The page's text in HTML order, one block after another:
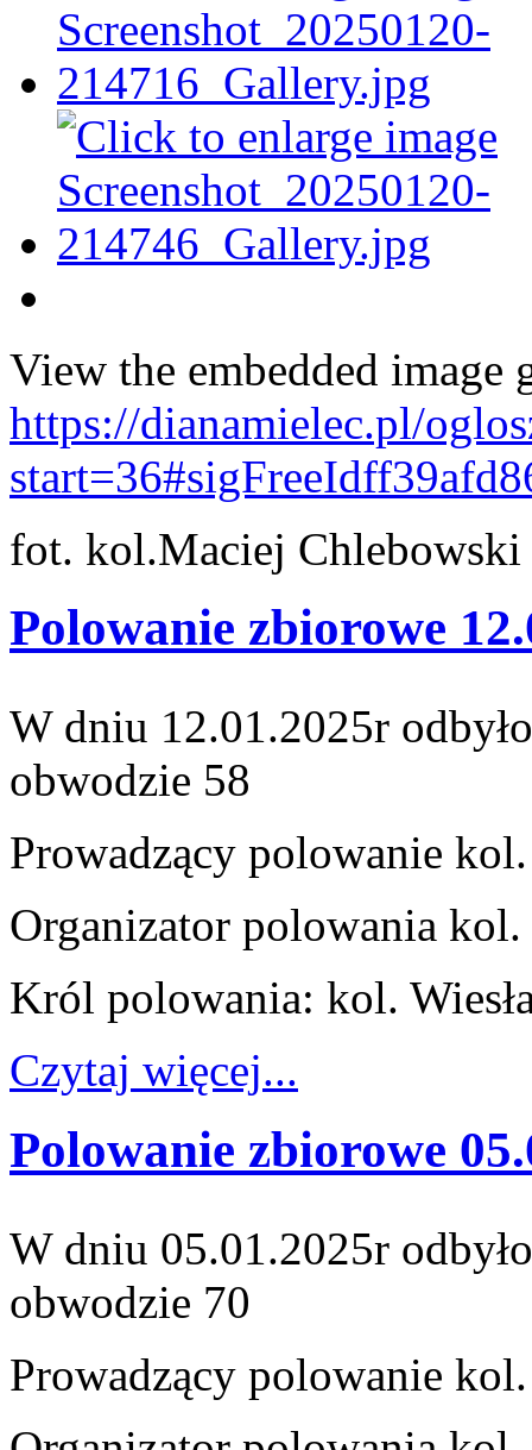
View the embedded image
https://dianamielec.pl/
fot. kol.Maciej Chlebowski
Polowanie zbiorowe
W dniu 12.01.2025r
obwodzie 58
Prowadzący polowanie
Organizator polowania kol.
Król polowania: kol.
Czytaj więcej...
Polowanie zbiorowe
W dniu 05.01.2025r
obwodzie 70
Prowadzący polowanie